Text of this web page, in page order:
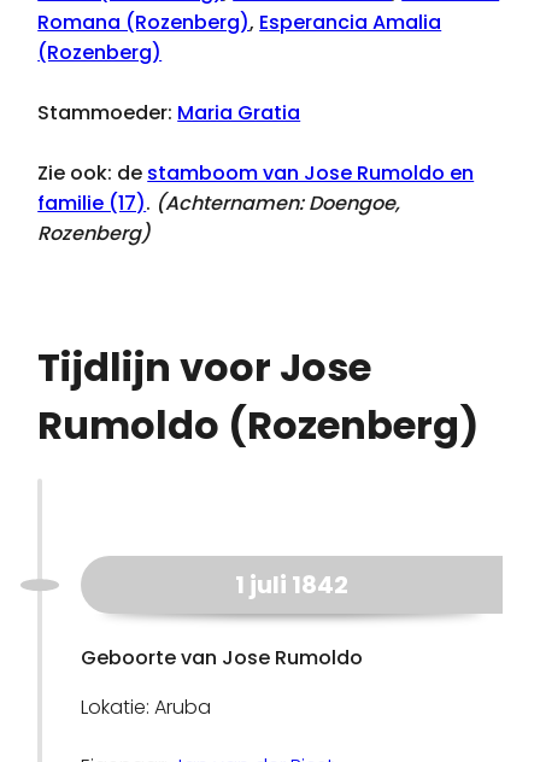
Romana (Rozenberg), Esperancia Amalia
(Rozenberg)
Stammoeder: Maria Gratia
Zie ook: de stamboom van Jose Rumoldo en
familie (17). (Achternamen:Doengoe,
Rozenberg)
Tijdlijn voor Jose
Rumoldo (Rozenberg)
1 juli 1842
Geboorte van Jose Rumoldo
Lokatie: Aruba